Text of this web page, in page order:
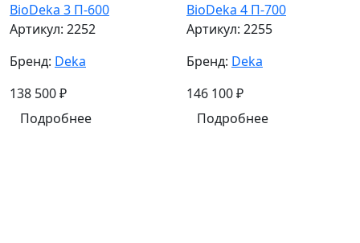
BioDeka 3 П-600
Артикул: 2252
Бренд: Deka
138 500₽
Подробнее
BioDeka 4 П-700
Артикул: 2255
Бренд: Deka
146 100₽
Подробнее